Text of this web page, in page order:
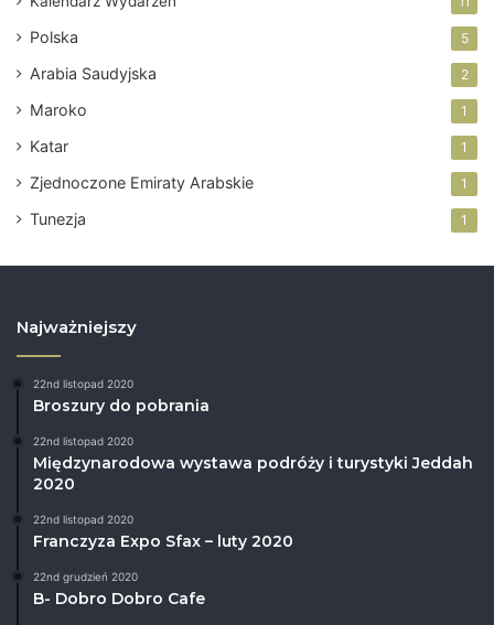
y
c
Polska 5
Arabia Saudyjska 2
Maroko 1
Katar 1
Zjednoczone Emiraty Arabskie 1
Tunezja 1
Najważniejszy
22nd listopad 2020
Broszury do pobrania
22nd listopad 2020
Międzynarodowa wystawa podróży i turystyki Jeddah
2020
22nd listopad 2020
Franczyza Expo Sfax – luty 2020
22nd grudzień 2020
B- Dobro Dobro Cafe